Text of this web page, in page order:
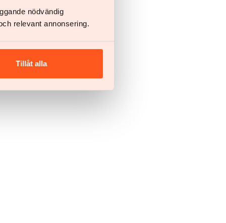
nödvändig
relevant annonsering.
Tillåt alla